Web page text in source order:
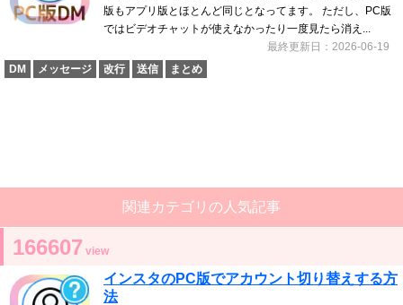
版もアプリ版とほとんど同じとなってます。 ただし、PC版
ではビデオチャットが使えなかったり一度見たら消え...
最終更新日：2026-06-19
DM
メッセージ 改行 送信 まとめ
関連カテゴリの人気記事
166607 view
インスタのPC版でアカウント切り替えする方
法